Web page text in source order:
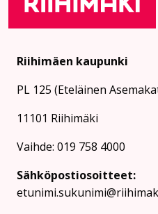
Riihimäen kaupunki
PL 125 (Eteläinen
11101 Riihimäki
Vaihde: 019 758 4000
Sähköpostiosoitteet: